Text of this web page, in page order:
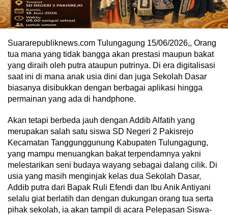
Suararepubliknews.com Tulungagung 15/06/2026,, Orang
tua mana yang tidak bangga akan prestasi maupun bakat
yang diraih oleh putra ataupun putrinya. Di era digitalisasi
saat ini di mana anak usia dini dan juga Sekolah Dasar
biasanya disibukkan dengan berbagai aplikasi hingga
permainan yang ada di handphone.
Akan tetapi berbeda jauh dengan Addib Alfatih yang
merupakan salah satu siswa SD Negeri 2 Pakisrejo
Kecamatan Tanggunggunung Kabupaten Tulungagung,
yang mampu menuangkan bakat terpendamnya yakni
melestarikan seni budaya wayang sebagai dalang cilik. Di
usia yang masih menginjak kelas dua Sekolah Dasar,
Addib putra dari Bapak Ruli Efendi dan Ibu Anik Antiyani
selalu giat berlatih dan dengan dukungan orang tua serta
pihak sekolah, ia akan tampil di acara Pelepasan Siswa-